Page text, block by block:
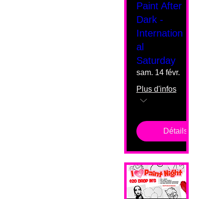
Paint After
Dark -
Internation
al
Saturday
sam. 14 févr.
Plus d'infos
Détails